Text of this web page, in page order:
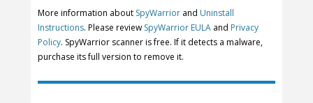
More information about SpyWarrior and Uninstall
Instructions. Please review SpyWarrior EULA and Privacy
Policy. SpyWarrior scanner is free. If it detects a malware,
purchase its full version to remove it.